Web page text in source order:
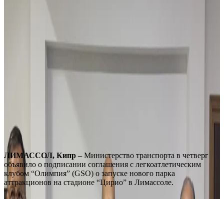
ЛИМАССОЛ, Кипр – Министерство транспорта в четверг
объявило о подписании соглашения с легкоатлетическим
клубом “Олимпия” (GSO) о запуске нового парка
аттракционов на стадионе “Цирио” в Лимассоле.